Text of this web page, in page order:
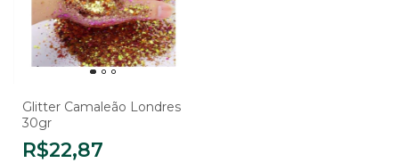
Glitter Camaleão Londres
30gr
R$22,87